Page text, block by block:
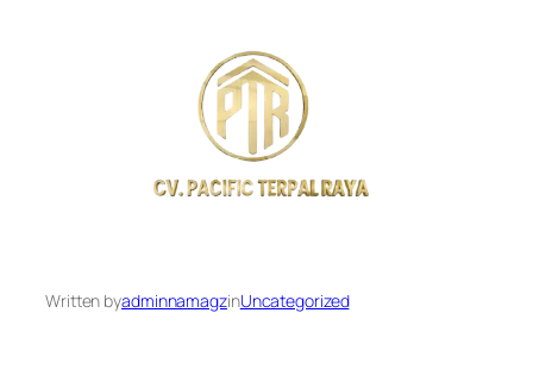
Written byadminnamagzinUncategorized